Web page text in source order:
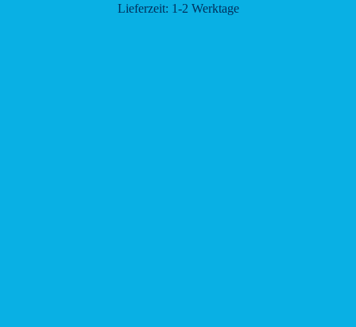
Lieferzeit: 1-2 Werktage